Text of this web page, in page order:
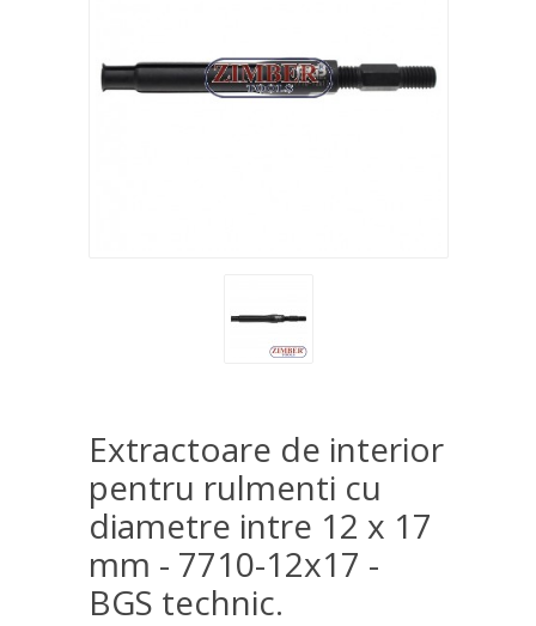
Extractoare de interior
pentru rulmenti cu
diametre intre 12 x 17
mm - 7710-12x17 -
BGS technic.